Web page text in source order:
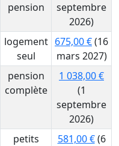
pension
septembre
2026)
logement
seul
675,00 €(16
mars 2027)
pension
complète
1 038,00 €
(1
septembre
2026)
petits
581,00 €(6